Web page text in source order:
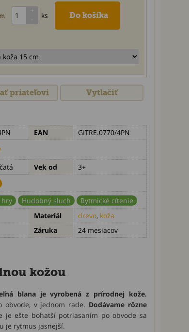
ks
priateľovi Vytlačiť
EAN
GITRE.0770/4PN
Vek od
3+
hry Hudobný sluch
Rytmické cítenie
Materiál drevo, koža
Záruka 24 mesiacov
kožou
blana je vyrobená z prírodnej kože.
obvode, v jednom rade. Dodávame rôzne
je ešte bohatší potriasaním po obvode sa
je rytmus jasnejší.